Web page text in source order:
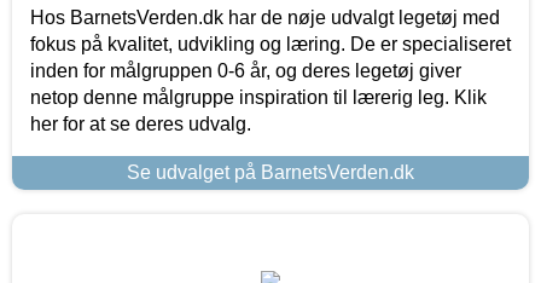
Hos BarnetsVerden.dk har de nøje udvalgt legetøj med
fokus på kvalitet, udvikling og læring. De er specialiseret
inden for målgruppen 0-6 år, og deres legetøj giver
netop denne målgruppe inspiration til lærerig leg. Klik
her for at se deres udvalg.
Se udvalget på BarnetsVerden.dk